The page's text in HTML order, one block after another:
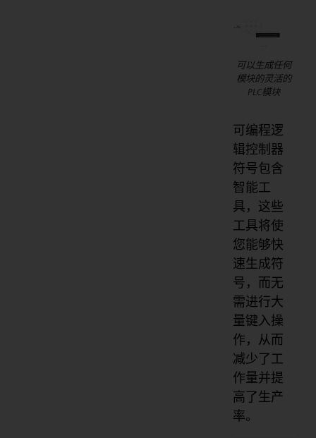
可以生成任何
模块的灵活的
PLC模块
可编程逻
辑控制器
符号包含
智能工
具，这些
工具将使
您能够快
速生成符
号，而无
需进行大
量键入操
作，从而
减少了工
作量并提
高了生产
率。